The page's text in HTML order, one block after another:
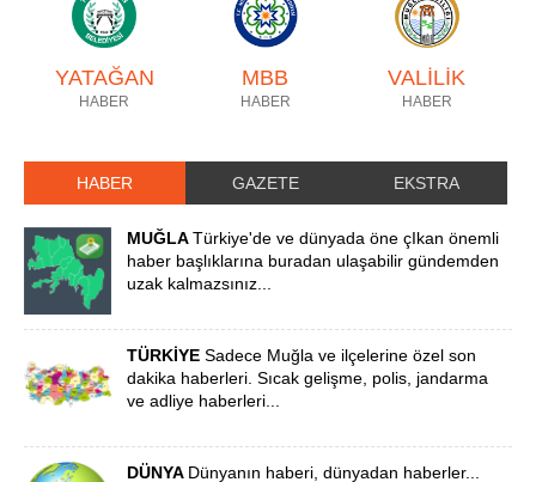
YATAĞAN
HABER
MBB
HABER
VALİLİK
HABER
HABER GAZETE EKSTRA
MUĞLATürkiye'de ve dünyada öne çIkan önemli
haber başlıklarına buradan ulaşabilir gündemden
uzak kalmazsınız...
TÜRKİYESadece Muğla ve ilçelerine özel son
dakika haberleri. Sıcak gelişme, polis, jandarma
ve adliye haberleri...
DÜNYA Dünyanın haberi, dünyadan haberler...